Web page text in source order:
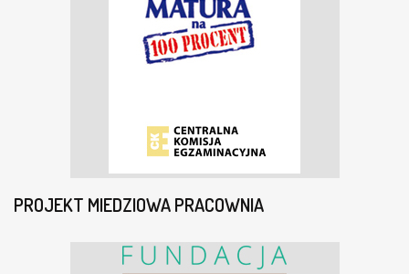
PROJEKT MIEDZIOWA PRACOWNIA